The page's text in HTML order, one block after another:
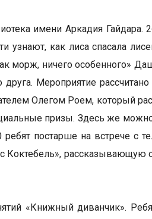
имени Аркадия Гайдара.
узнают, как лиса спасала
морж, ничего особенного»
Мероприятие рассчитано
Олегом Роем, который
призы. Здесь же
постарше на встрече с
Коктебель», рассказывающую
«Книжный диванчик».